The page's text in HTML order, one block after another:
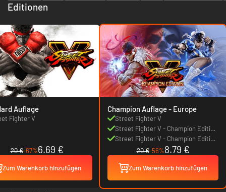
Editionen
Auflage
Fighter V
20 €-67%6.69 €
Zum Warenkorb hinzufügen
Champion Auflage - Europe
Street Fighter V
Street Fighter V - Champion Edition
Upgrade Kit
Street Fighter V - Champion Edition
Special Wallpapers
20 €-56%8.79 €
Zum Warenkorb hinzufügen